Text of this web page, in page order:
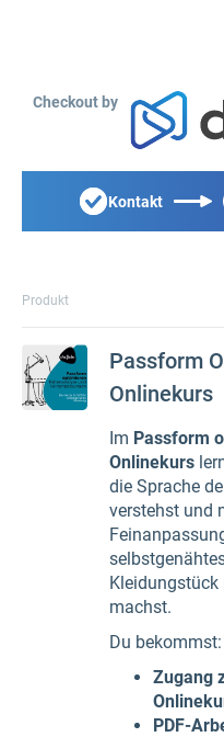
Checkout by
Kontakt
Produkt
Passform
Onlinekurs
Im Passform
Onlinekurs
die Sprache
verstehst und
Kleidungstück
machst.
Du bekommst:
Zugang
PDF-